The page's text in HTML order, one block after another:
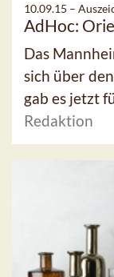
10.09.15 –
AdHoc:
Das
sich über
gab es jetzt
Redaktion